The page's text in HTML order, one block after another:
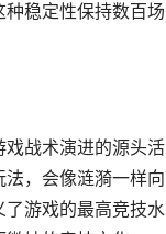
稳定性保持数百
战术演进的源头
，会像涟漪一样
游戏的最高竞技